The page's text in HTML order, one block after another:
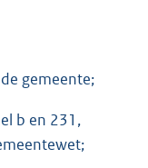
gemeente;
b en 231,